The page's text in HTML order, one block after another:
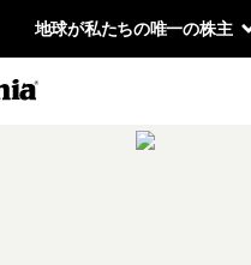
地球が私たちの唯一の株主